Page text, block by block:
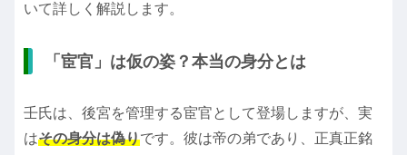
いて詳しく解説します。
「宦官」は仮の姿？本当の身分とは
壬氏は、後宮を管理する宦官として登場しますが、実
はその身分は偽りです。彼は帝の弟であり、正真正銘